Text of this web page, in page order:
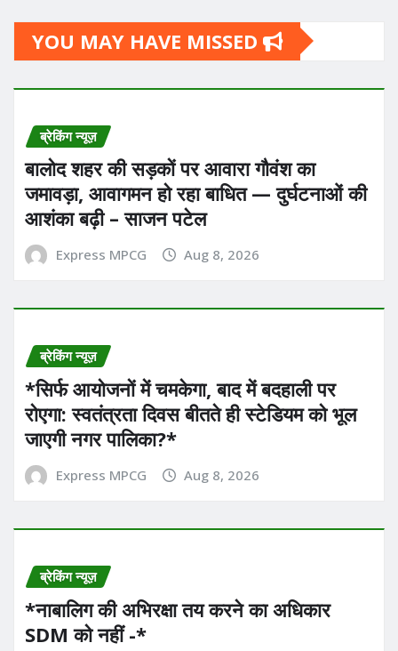
YOU MAY HAVE MISSED
ब्रेकिंग न्यूज़
बालोद शहर की सड़कों पर आवारा गौवंश का
जमावड़ा, आवागमन हो रहा बाधित — दुर्घटनाओं की
आशंका बढ़ी – साजन पटेल
Express MPCG Aug 8, 2026
ब्रेकिंग न्यूज़
*सिर्फ आयोजनों में चमकेगा, बाद में बदहाली पर
रोएगा: स्वतंत्रता दिवस बीतते ही स्टेडियम को भूल
जाएगी नगर पालिका?*
Express MPCG Aug 8, 2026
ब्रेकिंग न्यूज़
*नाबालिग की अभिरक्षा तय करने का अधिकार
SDM को नहीं -*